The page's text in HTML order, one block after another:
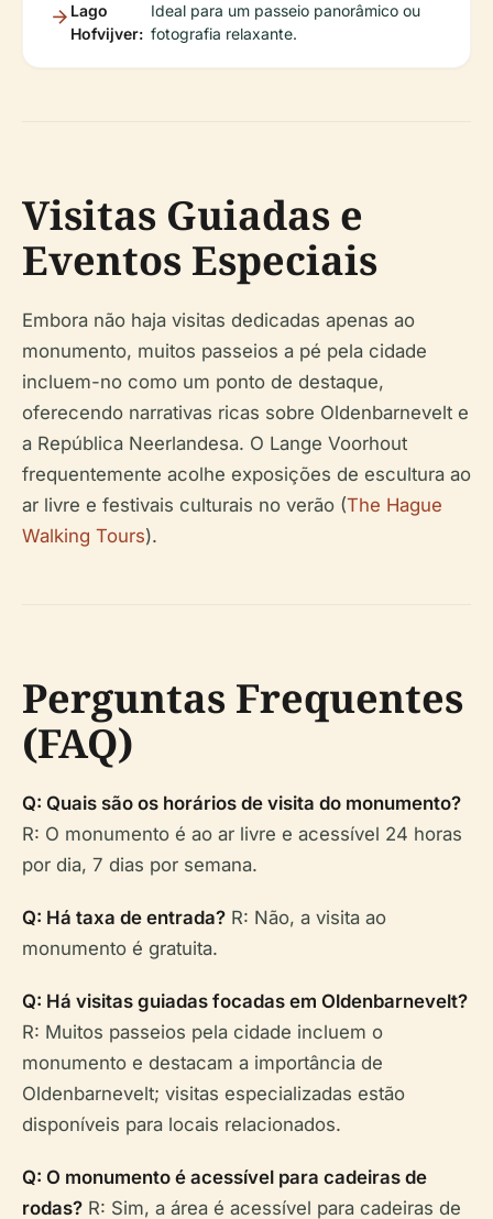
Lago
Hofvijver:
Ideal para um passeio panorâmico ou
fotografia relaxante.
Visitas Guiadas e
Eventos Especiais
Embora não haja visitas dedicadas apenas ao
monumento, muitos passeios a pé pela cidade
incluem-no como um ponto de destaque,
oferecendo narrativas ricas sobre Oldenbarnevelt e
a República Neerlandesa. O Lange Voorhout
frequentemente acolhe exposições de escultura ao
ar livre e festivais culturais no verão (The Hague
Walking Tours).
Perguntas Frequentes
(FAQ)
Q: Quais são os horários de visita do monumento?
R: O monumento é ao ar livre e acessível 24 horas
por dia, 7 dias por semana.
Q: Há taxa de entrada? R: Não, a visita ao
monumento é gratuita.
Q: Há visitas guiadas focadas em Oldenbarnevelt?
R: Muitos passeios pela cidade incluem o
monumento e destacam a importância de
Oldenbarnevelt; visitas especializadas estão
disponíveis para locais relacionados.
Q: O monumento é acessível para cadeiras de
rodas? R: Sim, a área é acessível para cadeiras de